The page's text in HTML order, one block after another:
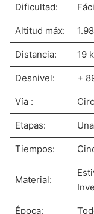
Dificultad:
Altitud máx:
Distancia: 19
Desnivel: +
Vía :
Etapas:
Tiempos:
Material:
Época: